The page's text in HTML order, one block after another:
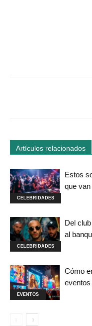
Artículos relacionados
CELEBRIDADES
Estos
que
CELEBRIDADES
Del
al
EVENTOS
Cómo